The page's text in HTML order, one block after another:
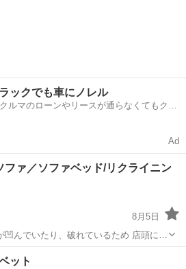
ックでも車にノレル
ルマのローンやリースが通らなくてもクル
Ad
ファ／ソファベッド/リクライニン
8月5日
凹んでいたり、破れているため 店頭に並
量 8550 グラム 商品の寸法は写真3枚目をご覧ください。...
ット